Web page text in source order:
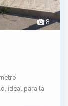
8
ideal para la